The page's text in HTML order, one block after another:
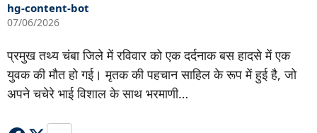
hg-content-bot
07/06/2026
प्रमुख तथ्य चंबा जिले में रविवार को एक दर्दनाक बस हादसे में एक
युवक की मौत हो गई। मृतक की पहचान साहिल के रूप में हुई है, जो
अपने चचेरे भाई विशाल के साथ भरमाणी…